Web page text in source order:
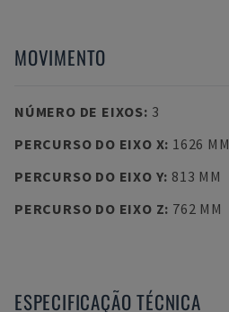
MOVIMENTO
NÚMERO DE EIXOS: 3
PERCURSO DO EIXO X: 1626 MM
PERCURSO DO EIXO Y: 813 MM
PERCURSO DO EIXO Z: 762 MM
ESPECIFICAÇÃO TÉCNICA